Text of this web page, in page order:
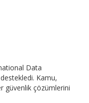
Data
Kamu,
güvenlik çözümlerini